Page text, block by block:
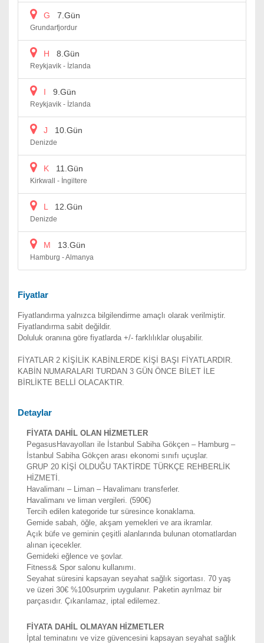
G 7.Gün
Grundarfjordur
H 8.Gün
Reykjavik - İzlanda
I 9.Gün
Reykjavik - İzlanda
J 10.Gün
Denizde
K 11.Gün
Kirkwall - İngiltere
L 12.Gün
Denizde
M 13.Gün
Hamburg - Almanya
Fiyatlar
Fiyatlandırma yalnızca bilgilendirme amaçlı olarak verilmiştir.
Fiyatlandırma sabit değildir.
Doluluk oranına göre fiyatlarda +/- farklılıklar oluşabilir.
FİYATLAR 2 KİŞİLİK KABİNLERDE KİŞİ BAŞI FİYATLARDIR.
KABİN NUMARALARI TURDAN 3 GÜN ÖNCE BİLET İLE
BİRLİKTE BELLİ OLACAKTIR.
Detaylar
FİYATA DAHİL OLAN HİZMETLER
PegasusHavayolları ile İstanbul Sabiha Gökçen – Hamburg –
İstanbul Sabiha Gökçen arası ekonomi sınıfı uçuşlar.
GRUP 20 KİŞİ OLDUĞU TAKTİRDE TÜRKÇE REHBERLİK
HİZMETİ.
Havalimanı – Liman – Havalimanı transferler.
Havalimanı ve liman vergileri. (590€)
Tercih edilen kategoride tur süresince konaklama.
Gemide sabah, öğle, akşam yemekleri ve ara ikramlar.
Açık büfe ve geminin çeşitli alanlarında bulunan otomatlardan
alınan içecekler.
Gemideki eğlence ve şovlar.
Fitness& Spor salonu kullanımı.
Seyahat süresini kapsayan seyahat sağlık sigortası. 70 yaş
ve üzeri 30€ %100surprim uygulanır. Paketin ayrılmaz bir
parçasıdır. Çıkarılamaz, iptal edilemez.
FİYATA DAHİL OLMAYAN HİZMETLER
İptal teminatını ve vize güvencesini kapsayan seyahat sağlık